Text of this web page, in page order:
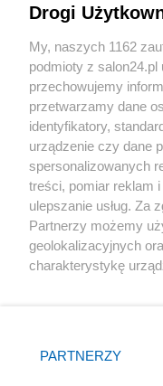
Sport
Społeczeństwo
Kultura
X
Drogi
My, naszych 1162
podmioty z
przechowujemy
przetwarzamy dane
identyfikatory,
urządzenie czy dane
spersonalizowanych
treści, pomiar reklam
ulepszanie usług. Za
Partnerzy możemy
geolokalizacyjnych
charakterystykę
zmienić/wycofać
znajdujący się w
PARTNERZY